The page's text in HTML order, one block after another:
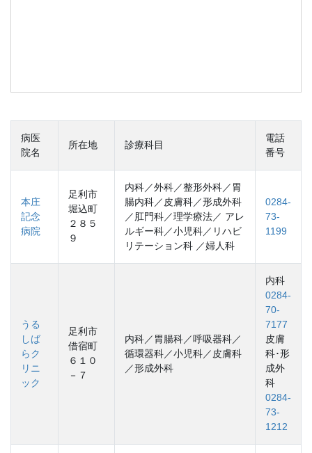
病医
院名
所在地 診療科目
電話
番号
本庄
記念
病院
足利市
堀込町
２８５
９
内科／外科／整形外科／胃
腸内科／皮膚科／形成外科
／肛門科／理学療法／ アレ
ルギー科／小児科／リハビ
リテーション科 ／婦人科
0284-
73-
1199
うる
しば
らク
リニ
ック
足利市
借宿町
６１０
－７
内科／胃腸科／呼吸器科／
循環器科／小児科／皮膚科
／形成外科
内科
0284-
70-
7177
皮膚
科･形
成外
科
0284-
73-
1212